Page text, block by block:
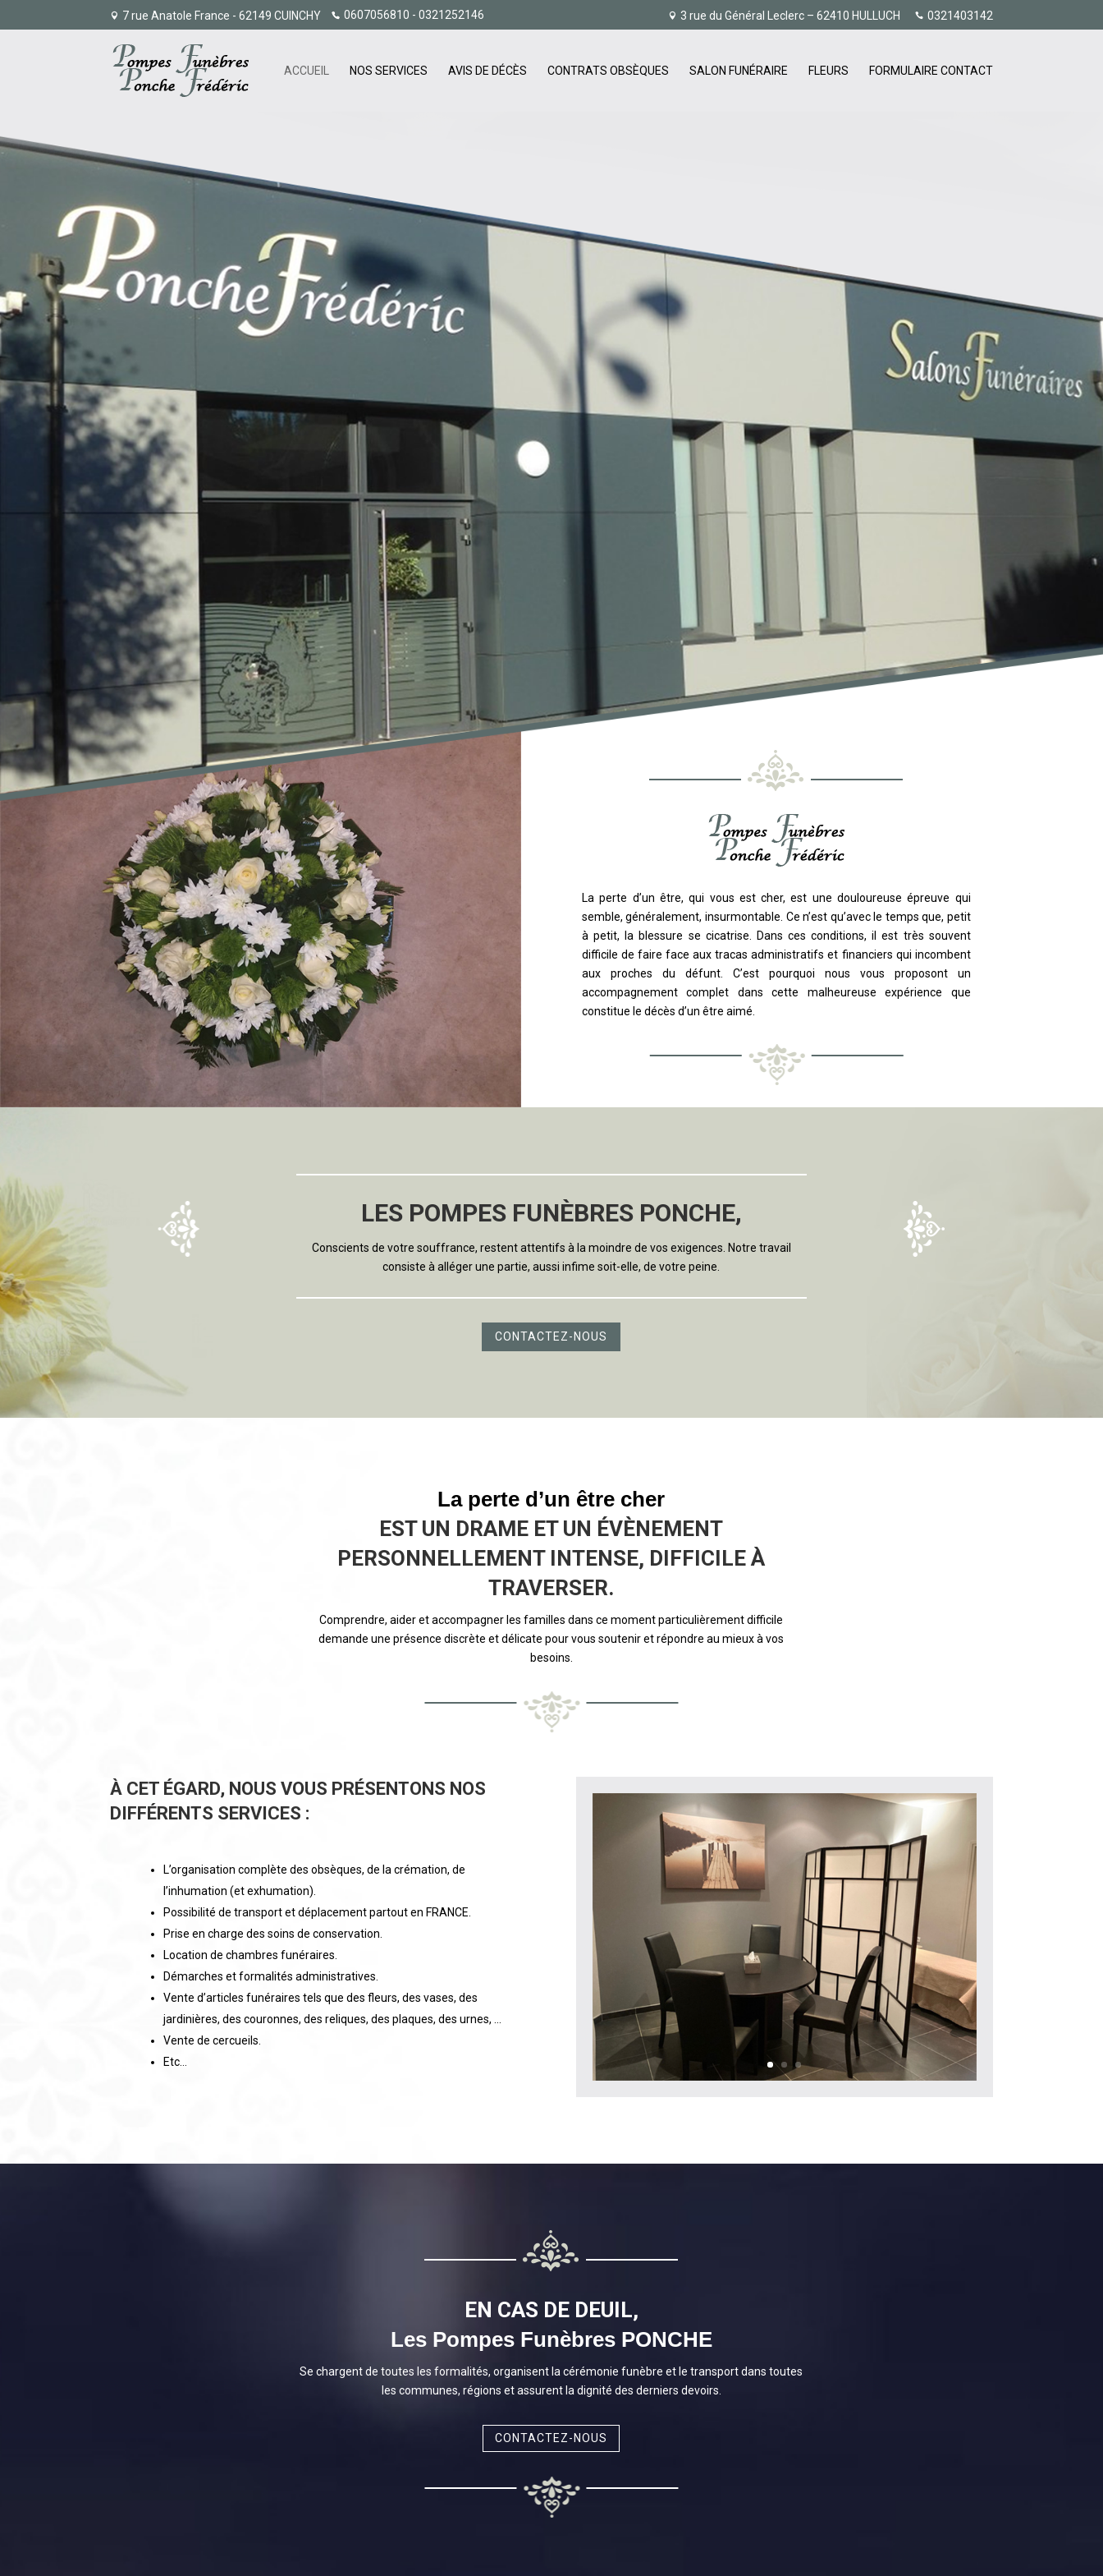
7 rue Anatole France - 62149 CUINCHY 0607056810 - 0321252146 3 rue du Général Leclerc – 62410 HULLUCH 0321403142
ACCUEIL NOS SERVICES AVIS DE DÉCÈS CONTRATS OBSÈQUES SALON FUNÉRAIRE FLEURS FORMULAIRE CONTACT
La perte d’un être, qui vous est cher, est une douloureuse épreuve qui
semble, généralement, insurmontable. Ce n’est qu’avec le temps que, petit
à petit, la blessure se cicatrise. Dans ces conditions, il est très souvent
difficile de faire face aux tracas administratifs et financiers qui incombent
aux proches du défunt. C’est pourquoi nous vous proposont un
accompagnement complet dans cette malheureuse expérience que
constitue le décès d’un être aimé.
LES POMPES FUNÈBRES PONCHE,
Conscients de votre souffrance, restent attentifs à la moindre de vos exigences. Notre travail
consiste à alléger une partie, aussi infime soit-elle, de votre peine.
CONTACTEZ-NOUS
La perte d’un être cher
EST UN DRAME ET UN ÉVÈNEMENT
PERSONNELLEMENT INTENSE, DIFFICILE À
TRAVERSER.
Comprendre, aider et accompagner les familles dans ce moment particulièrement difficile
demande une présence discrète et délicate pour vous soutenir et répondre au mieux à vos
besoins.
À CET ÉGARD, NOUS VOUS PRÉSENTONS NOS
DIFFÉRENTS SERVICES :
L’organisation complète des obsèques, de la crémation, de
l’inhumation (et exhumation).
Possibilité de transport et déplacement partout en FRANCE.
Prise en charge des soins de conservation.
Location de chambres funéraires.
Démarches et formalités administratives.
Vente d’articles funéraires tels que des fleurs, des vases, des
jardinières, des couronnes, des reliques, des plaques, des urnes, …
Vente de cercueils.
Etc…
EN CAS DE DEUIL,
Les Pompes Funèbres PONCHE
Se chargent de toutes les formalités, organisent la cérémonie funèbre et le transport dans toutes
les communes, régions et assurent la dignité des derniers devoirs.
CONTACTEZ-NOUS